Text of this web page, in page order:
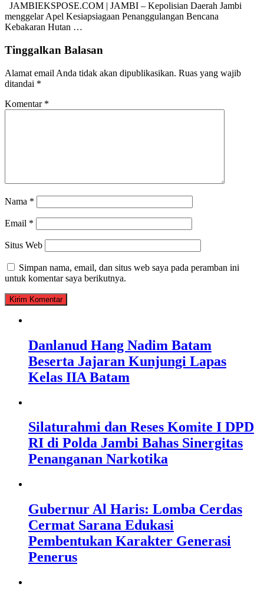
JAMBIEKSPOSE.COM | JAMBI – Kepolisian Daerah Jambi
menggelar Apel Kesiapsiagaan Penanggulangan Bencana
Kebakaran Hutan …
Tinggalkan Balasan
Alamat email Anda tidak akan dipublikasikan. Ruas yang wajib
ditandai *
Komentar *
Nama *
Email *
Situs Web
Simpan nama, email, dan situs web saya pada peramban ini
untuk komentar saya berikutnya.
Danlanud Hang Nadim Batam
Beserta Jajaran Kunjungi Lapas
Kelas IIA Batam
Silaturahmi dan Reses Komite I DPD
RI di Polda Jambi Bahas Sinergitas
Penanganan Narkotika
Gubernur Al Haris: Lomba Cerdas
Cermat Sarana Edukasi
Pembentukan Karakter Generasi
Penerus